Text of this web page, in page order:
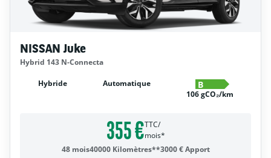
NISSAN Juke
Hybrid 143 N-Connecta
Hybride Automatique B
106 gCO₂/km
355 €TTC/
mois*
48 mois40000 Kilomètres**3000 € Apport